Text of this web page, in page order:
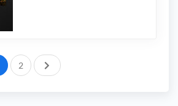
2 След.